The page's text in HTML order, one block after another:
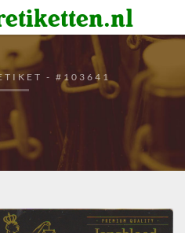
- #103641